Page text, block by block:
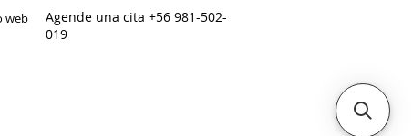
web
Agende una cita +56 981-502-
019